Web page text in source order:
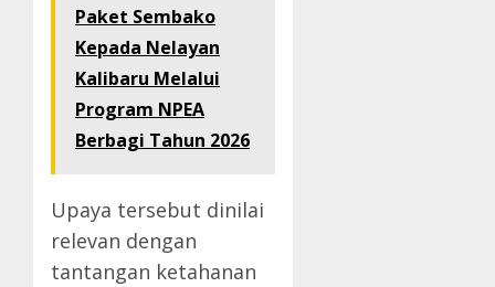
Paket Sembako
Kepada Nelayan
Kalibaru Melalui
Program NPEA
Berbagi Tahun 2026
Upaya tersebut dinilai
relevan dengan
tantangan ketahanan